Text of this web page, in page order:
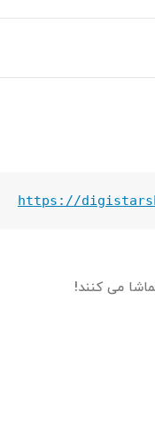
https://
می کنند!